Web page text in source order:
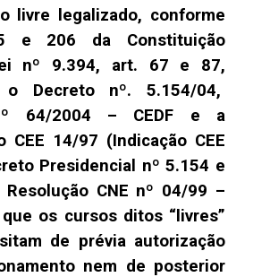
livre legalizado, conforme
e 206 da Constituição
nº 9.394, art. 67 e 87,
Decreto nº. 5.154/04,
64/2004 – CEDF e a
CEE 14/97 (Indicação CEE
Presidencial nº 5.154 e
Resolução CNE nº 04/99 –
os cursos ditos “livres”
de prévia autorização
nem de posterior